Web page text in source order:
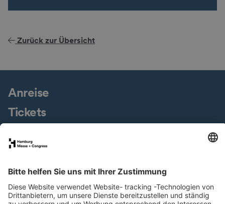
Zurück zur Übersicht
Anreise
Tickets
Presseservice
Downloads
Jobs & Karriere